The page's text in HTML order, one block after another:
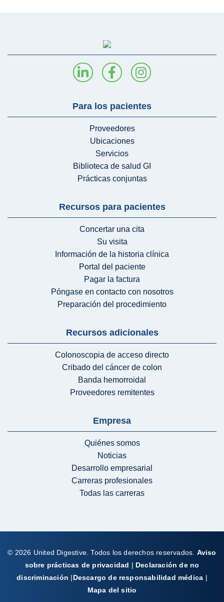
Para los pacientes
Proveedores
Ubicaciones
Servicios
Biblioteca de salud GI
Prácticas conjuntas
Recursos para pacientes
Concertar una cita
Su visita
Información de la historia clínica
Portal del paciente
Pagar la factura
Póngase en contacto con nosotros
Preparación del procedimiento
Recursos adicionales
Colonoscopia de acceso directo
Cribado del cáncer de colon
Banda hemorroidal
Proveedores remitentes
Empresa
Quiénes somos
Noticias
Desarrollo empresarial
Carreras profesionales
Todas las carreras
© 2026 United Digestive. Todos los derechos reservados. Aviso
sobre prácticas de privacidad | Declaración de no
discriminación |Descargo de responsabilidad médica |
Mapa del sitio